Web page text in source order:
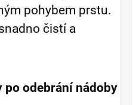
pohybem prstu.
čistí a
po odebrání nádoby